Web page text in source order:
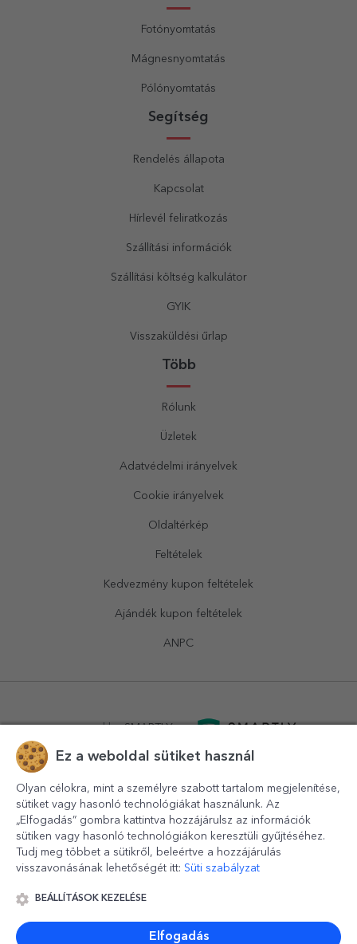
Fotónyomtatás
Mágnesnyomtatás
Pólónyomtatás
Segítség
Rendelés állapota
Kapcsolat
Hírlevél feliratkozás
Szállítási információk
Szállítási költség kalkulátor
GYIK
Visszaküldési űrlap
Több
Rólunk
Üzletek
Adatvédelmi irányelvek
Cookie irányelvek
Oldaltérkép
Feltételek
Kedvezmény kupon feltételek
Ajándék kupon feltételek
ANPC
powered bySMARTLY.ro
© 2016-2026 StarGift
contact@stargift.hu
Ez a weboldal sütiket használ
Olyan célokra, mint a személyre szabott tartalom megjelenítése,
sütiket vagy hasonló technológiákat használunk. Az
„Elfogadás” gombra kattintva hozzájárulsz az információk
sütiken vagy hasonló technológiákon keresztüli gyűjtéséhez.
Tudj meg többet a sütikről, beleértve a hozzájárulás
visszavonásának lehetőségét itt: Süti szabályzat
BEÁLLÍTÁSOK KEZELÉSE
Elfogadás